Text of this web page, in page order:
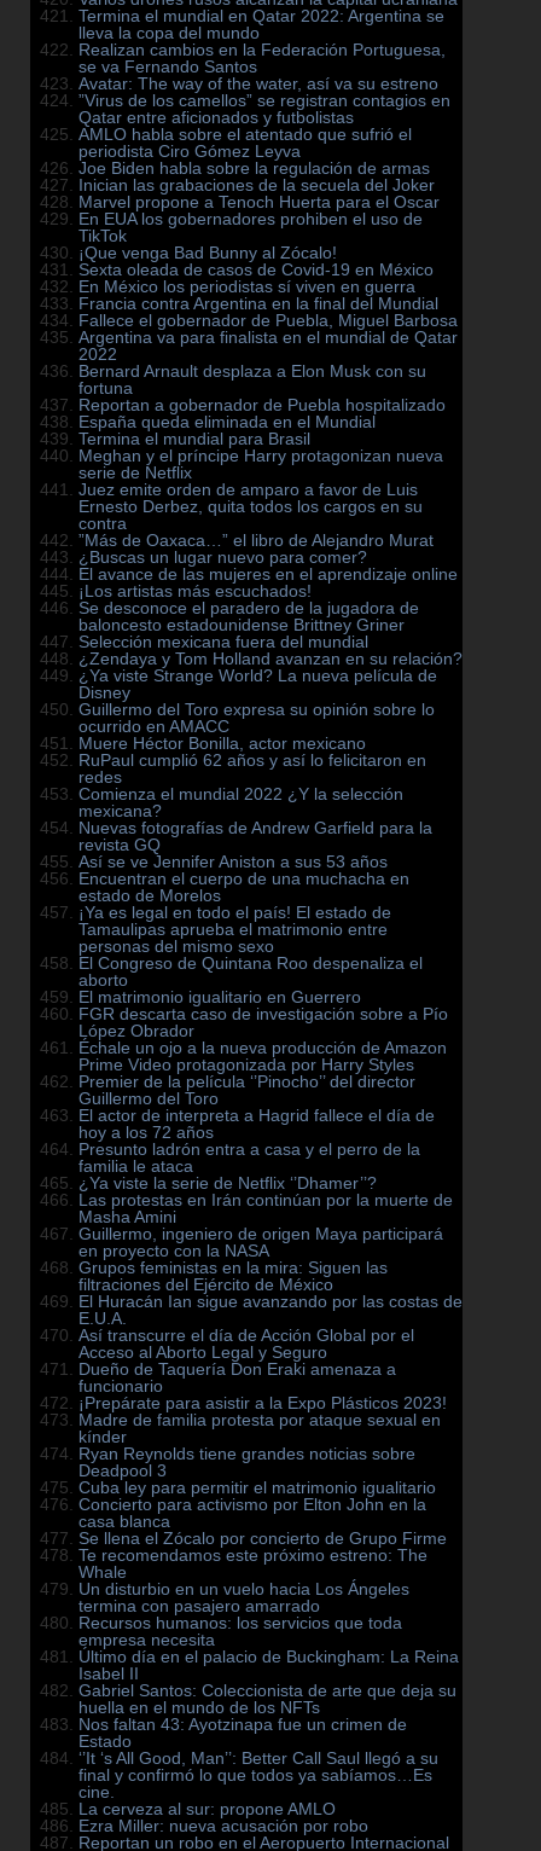
Termina el mundial en Qatar 2022: Argentina se
lleva la copa del mundo
Realizan cambios en la Federación Portuguesa,
se va Fernando Santos
Avatar: The way of the water, así va su estreno
”Virus de los camellos” se registran contagios en
Qatar entre aficionados y futbolistas
AMLO habla sobre el atentado que sufrió el
periodista Ciro Gómez Leyva
Joe Biden habla sobre la regulación de armas
Inician las grabaciones de la secuela del Joker
Marvel propone a Tenoch Huerta para el Oscar
En EUA los gobernadores prohiben el uso de
TikTok
¡Que venga Bad Bunny al Zócalo!
Sexta oleada de casos de Covid-19 en México
En México los periodistas sí viven en guerra
Francia contra Argentina en la final del Mundial
Fallece el gobernador de Puebla, Miguel Barbosa
Argentina va para finalista en el mundial de Qatar
2022
Bernard Arnault desplaza a Elon Musk con su
fortuna
Reportan a gobernador de Puebla hospitalizado
España queda eliminada en el Mundial
Termina el mundial para Brasil
Meghan y el príncipe Harry protagonizan nueva
serie de Netflix
Juez emite orden de amparo a favor de Luis
Ernesto Derbez, quita todos los cargos en su
contra
”Más de Oaxaca…” el libro de Alejandro Murat
¿Buscas un lugar nuevo para comer?
El avance de las mujeres en el aprendizaje online
¡Los artistas más escuchados!
Se desconoce el paradero de la jugadora de
baloncesto estadounidense Brittney Griner
Selección mexicana fuera del mundial
¿Zendaya y Tom Holland avanzan en su relación?
¿Ya viste Strange World? La nueva película de
Disney
Guillermo del Toro expresa su opinión sobre lo
ocurrido en AMACC
Muere Héctor Bonilla, actor mexicano
RuPaul cumplió 62 años y así lo felicitaron en
redes
Comienza el mundial 2022 ¿Y la selección
mexicana?
Nuevas fotografías de Andrew Garfield para la
revista GQ
Así se ve Jennifer Aniston a sus 53 años
Encuentran el cuerpo de una muchacha en
estado de Morelos
¡Ya es legal en todo el país! El estado de
Tamaulipas aprueba el matrimonio entre
personas del mismo sexo
El Congreso de Quintana Roo despenaliza el
aborto
El matrimonio igualitario en Guerrero
FGR descarta caso de investigación sobre a Pío
López Obrador
Échale un ojo a la nueva producción de Amazon
Prime Video protagonizada por Harry Styles
Premier de la película ‘’Pinocho’’ del director
Guillermo del Toro
El actor de interpreta a Hagrid fallece el día de
hoy a los 72 años
Presunto ladrón entra a casa y el perro de la
familia le ataca
¿Ya viste la serie de Netflix ‘’Dhamer’’?
Las protestas en Irán continúan por la muerte de
Masha Amini
Guillermo, ingeniero de origen Maya participará
en proyecto con la NASA
Grupos feministas en la mira: Siguen las
filtraciones del Ejército de México
El Huracán Ian sigue avanzando por las costas de
E.U.A.
Así transcurre el día de Acción Global por el
Acceso al Aborto Legal y Seguro
Dueño de Taquería Don Eraki amenaza a
funcionario
¡Prepárate para asistir a la Expo Plásticos 2023!
Madre de familia protesta por ataque sexual en
kínder
Ryan Reynolds tiene grandes noticias sobre
Deadpool 3
Cuba ley para permitir el matrimonio igualitario
Concierto para activismo por Elton John en la
casa blanca
Se llena el Zócalo por concierto de Grupo Firme
Te recomendamos este próximo estreno: The
Whale
Un disturbio en un vuelo hacia Los Ángeles
termina con pasajero amarrado
Recursos humanos: los servicios que toda
empresa necesita
Último día en el palacio de Buckingham: La Reina
Isabel II
Gabriel Santos: Coleccionista de arte que deja su
huella en el mundo de los NFTs
Nos faltan 43: Ayotzinapa fue un crimen de
Estado
‘’It ‘s All Good, Man’’: Better Call Saul llegó a su
final y confirmó lo que todos ya sabíamos…Es
cine.
La cerveza al sur: propone AMLO
Ezra Miller: nueva acusación por robo
Reportan un robo en el Aeropuerto Internacional